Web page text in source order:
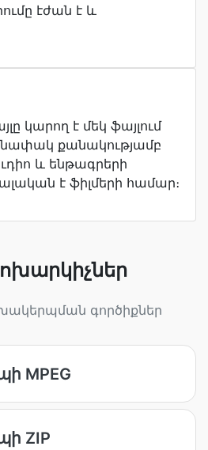
էժան է և
կարող է մեկ ֆայլում
քանակությամբ
և ենթագրերի
է ֆիլմերի համար։
գործիքներ
MPEG
ZIP